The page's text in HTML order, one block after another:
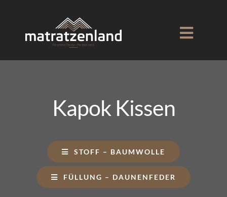
content
Toggle
Home
Kapok Kissen
STOFF – BAUMWOLLE
FÜLLUNG – DAUNENFEDER